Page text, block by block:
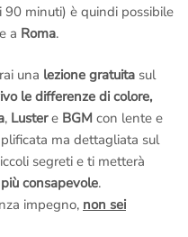
minuti) è quindi possibile
a Roma.
una lezione gratuita sul
le differenze di colore,
, Lustere BGM con lente e
ma dettagliata sul
segreti e ti metterà
consapevole.
impegno, non sei